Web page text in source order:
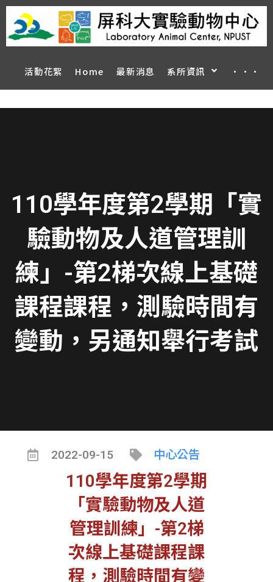
活動花絮 Home 最新消息 系所資訊 ···
110學年度第2學期「實
驗動物及人道管理訓
練」-第2梯次線上基礎
課程課程，測驗時間有
變動，另通知舉行考試
2022-09-15 中心公告
110學年度第2學期
「實驗動物及人道
管理訓練」-第2梯
次線上基礎課程課
程，測驗時間有變